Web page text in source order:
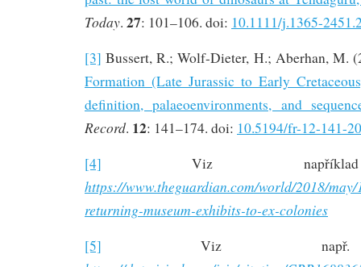
Today. 27: 101–106. doi: 10.1111/j.1365-
[3] Bussert, R.; Wolf-Dieter, H.; Aberhan, M.
Formation (Late Jurassic to Early
definition, palaeoenvironments, and
Record. 12: 141–174. doi: 10.5194/fr-12-141-
[4] Viz například
https://www.theguardian.com/world/2018/may/
returning-museum-exhibits-to-ex-colonies
[5] Viz např.